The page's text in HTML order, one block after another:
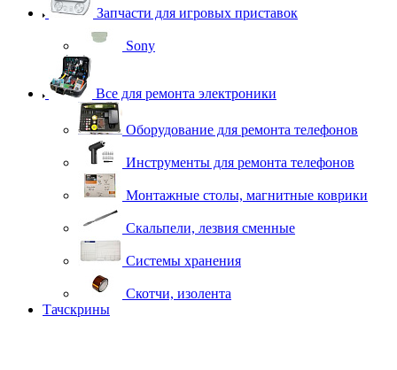
Запчасти для игровых приставок
Sony
Все для ремонта электроники
Оборудование для ремонта телефонов
Инструменты для ремонта телефонов
Монтажные столы, магнитные коврики
Скальпели, лезвия сменные
Системы хранения
Скотчи, изолента
Тачскрины